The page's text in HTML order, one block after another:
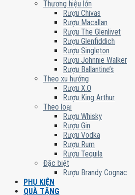
Thương hiệu lớn
Rượu Chivas
Rượu Macallan
Rượu The Glenlivet
Rượu Glenfiddich
Rượu Singleton
Rượu Johnnie Walker
Rượu Ballantine’s
Theo xu hướng
Rượu X.O
Rượu King Arthur
Theo loại
Rượu Whisky
Rượu Gin
Rượu Vodka
Rượu Rum
Rượu Tequila
Đặc biệt
Rượu Brandy Cognac
PHỤ KIỆN
QUÀ TẶNG